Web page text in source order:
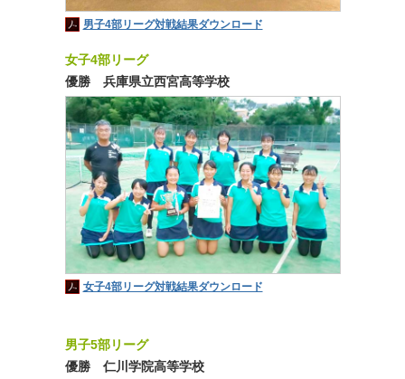
男子4部リーグ対戦結果ダウンロード
女子4部リーグ
優勝 兵庫県立西宮高等学校
女子4部リーグ対戦結果ダウンロード
男子5部リーグ
優勝 仁川学院高等学校